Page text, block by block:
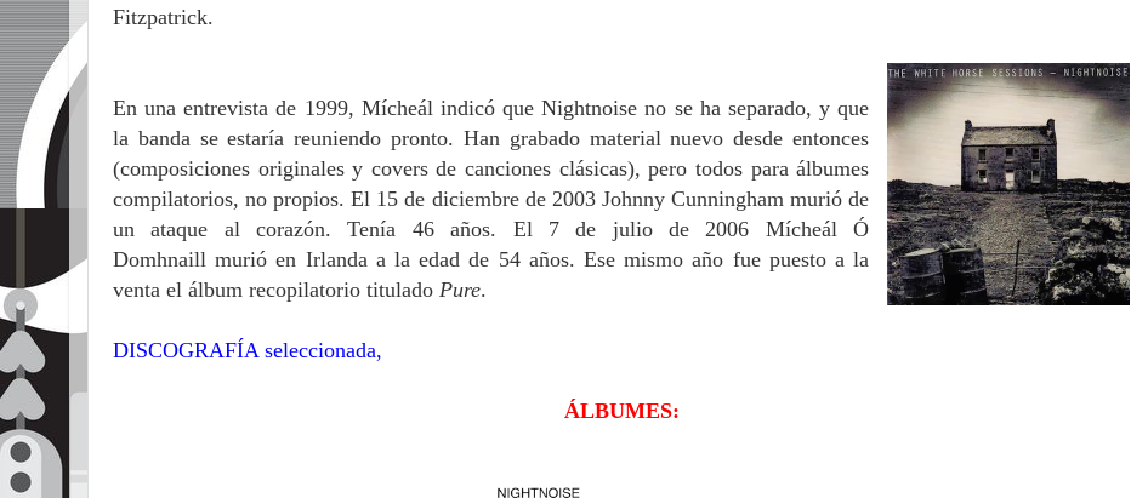
Fitzpatrick.
En una entrevista de 1999, Mícheál indicó que Nightnoise no se ha separado, y que
la banda se estaría reuniendo pronto. Han grabado material nuevo desde entonces
(composiciones originales y covers de canciones clásicas), pero todos para álbumes
compilatorios, no propios. El 15 de diciembre de 2003 Johnny Cunningham murió de
un ataque al corazón. Tenía 46 años. El 7 de julio de 2006 Mícheál Ó
Domhnaill murió en Irlanda a la edad de 54 años. Ese mismo año fue puesto a la
venta el álbum recopilatorio titulado Pure.
DISCOGRAFÍA seleccionada,
ÁLBUMES: